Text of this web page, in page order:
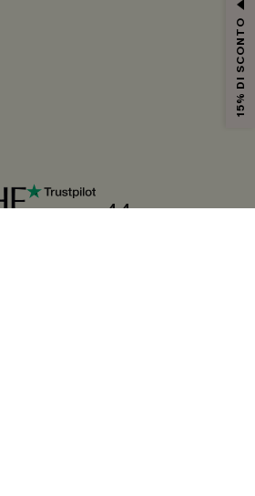
4.4
15% DI SCONTO